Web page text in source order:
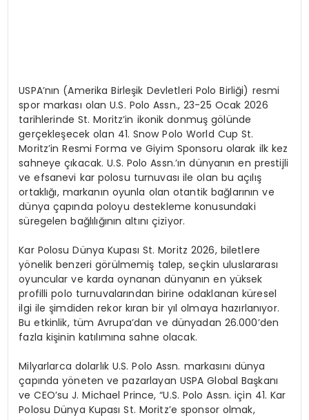
USPA’nın (Amerika Birleşik Devletleri Polo Birliği) resmi
spor markası olan U.S. Polo Assn., 23-25 Ocak 2026
tarihlerinde St. Moritz’in ikonik donmuş gölünde
gerçekleşecek olan 41. Snow Polo World Cup St.
Moritz’in Resmi Forma ve Giyim Sponsoru olarak ilk kez
sahneye çıkacak. U.S. Polo Assn.’ın dünyanın en prestijli
ve efsanevi kar polosu turnuvası ile olan bu açılış
ortaklığı, markanın oyunla olan otantik bağlarının ve
dünya çapında poloyu destekleme konusundaki
süregelen bağlılığının altını çiziyor.
Kar Polosu Dünya Kupası St. Moritz 2026, biletlere
yönelik benzeri görülmemiş talep, seçkin uluslararası
oyuncular ve karda oynanan dünyanın en yüksek
profilli polo turnuvalarından birine odaklanan küresel
ilgi ile şimdiden rekor kıran bir yıl olmaya hazırlanıyor.
Bu etkinlik, tüm Avrupa’dan ve dünyadan 26.000’den
fazla kişinin katılımına sahne olacak.
Milyarlarca dolarlık U.S. Polo Assn. markasını dünya
çapında yöneten ve pazarlayan USPA Global Başkanı
ve CEO’su J. Michael Prince, “U.S. Polo Assn. için 41. Kar
Polosu Dünya Kupası St. Moritz’e sponsor olmak,